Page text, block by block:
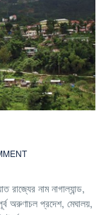
নাম নাগাল্যান্ড,
অরুণাচল প্রদেশ, মেঘালয়,